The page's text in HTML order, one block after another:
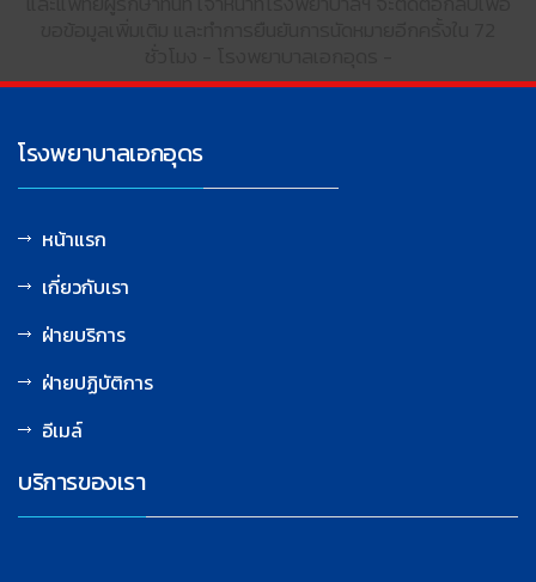
โรงพยาบาลเอกอุดร
หน้าแรก
เกี่ยวกับเรา
ฝ่ายบริการ
ฝ่ายปฏิบัติการ
อีเมล์
บริการของเรา